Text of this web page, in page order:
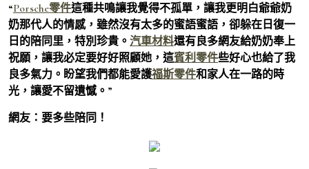
“Porsche零件這種共鳴讓我覺得不孤單，讓我更明白爺爺奶
奶那代人的情感，雖然沒有太多的蜜語蜜語，卻躲在日復一
日的陪同里，特別珍貴。 汽車材料還有良多網友給奶奶奉上
祝願，讓我必定要好好照顧她，這賓利零件些好心也給了我
良多氣力。盼望我們都能愛護福斯零件和家人在一路的時
光，讓愛不留遺憾。”
網友：要多些陪同！